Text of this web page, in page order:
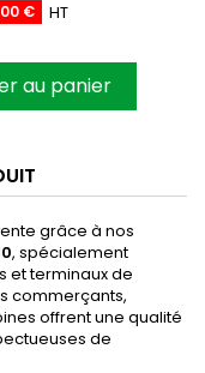
€ HT
au panier
grâce à nos
, spécialement
et terminaux de
commerçants,
offrent une qualité
de